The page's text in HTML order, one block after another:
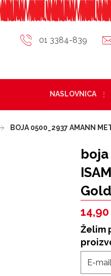
01 3384-839
NASLOVNICA
BOJA 0500_2937 AMANN
Gold
14,90
Želim